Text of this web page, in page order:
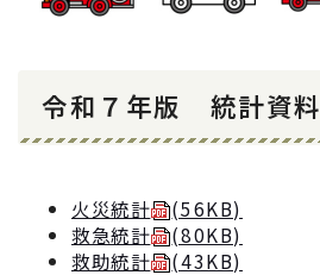
令和７年版 統計資料
火災統計
(56KB)
救急統計
(80KB)
救助統計
(43KB)